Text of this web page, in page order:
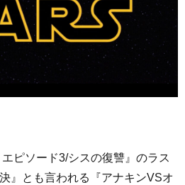
ピソード3/シスの復讐』のラス
』とも言われる『アナキンVSオ